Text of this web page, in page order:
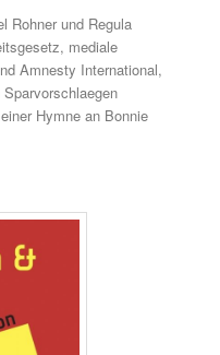
Rohner und Regula
mediale
Amnesty International,
Hymne an Bonnie